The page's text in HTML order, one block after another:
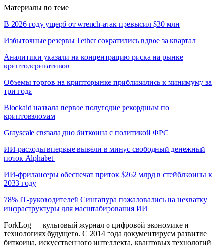
Материалы по теме
В 2026 году ущерб от wrench-атак превысил $30 млн
Избыточные резервы Tether сократились вдвое за квартал
Аналитики указали на концентрацию риска на рынке
криптодеривативов
Объемы торгов на крипторынке приблизились к минимуму за
три года
Blockaid назвала первое полугодие рекордным по
криптовзломам
Grayscale связала дно биткоина с политикой ФРС
ИИ-расходы впервые вывели в минус свободный денежный
поток Alphabet
ИИ-фрилансеры обеспечат приток $262 млрд в стейблкоины к
2033 году
78% IT-руководителей Сингапура пожаловались на нехватку
инфраструктуры для масштабирования ИИ
ForkLog — культовый журнал о цифровой экономике и
технологиях будущего. С 2014 года документируем развитие
биткоина, искусственного интеллекта, квантовых технологий